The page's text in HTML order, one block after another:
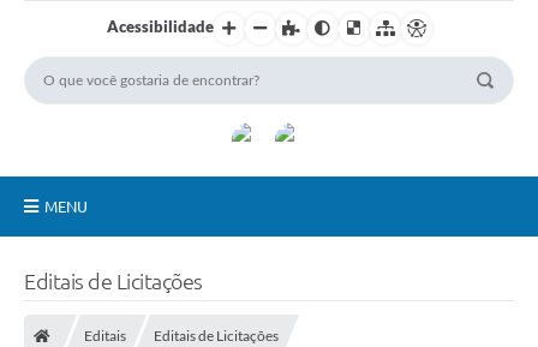
Acessibilidade
MENU
Editais de Licitações
Editais Editais de Licitações